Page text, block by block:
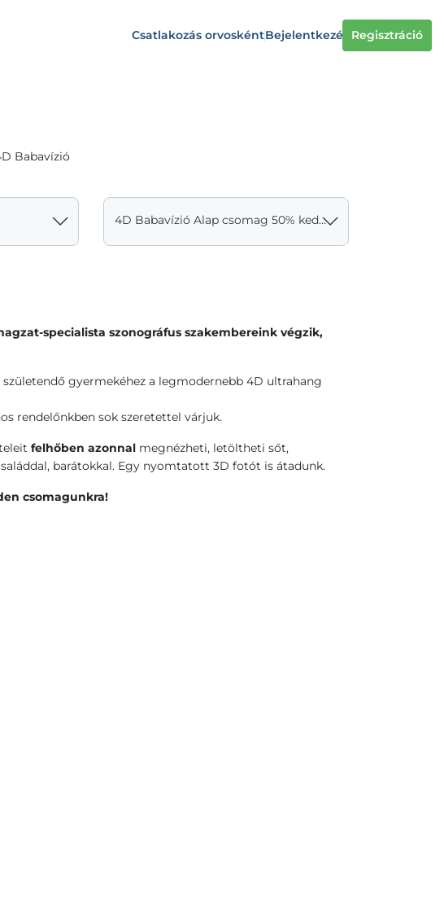
Csatlakozás orvoskéntBejelentkezés Regisztráció
Babavízió
4D Babavízió Alap csomag 50% kedvezménnyel, AJÁNDÉK PREMIUM csomaggal
specialista szonográfus szakembereink végzik,
gyermekéhez a legmodernebb 4D ultrahang
rendelőnkben sok szeretettel várjuk.
felhőben azonnal megnézheti, letöltheti sőt,
barátokkal. Egy nyomtatott 3D fotót is átadunk.
csomagunkra!